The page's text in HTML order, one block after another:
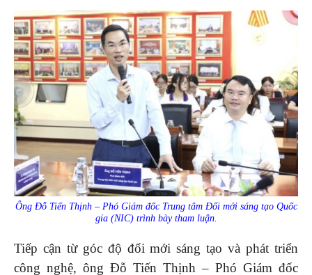
Ông Đỗ Tiến Thịnh – Phó Giám đốc Trung tâm Đổi mới sáng tạo Quốc
gia (NIC) trình bày tham luận.
Tiếp cận từ góc độ đổi mới sáng tạo và phát triển
công nghệ, ông Đỗ Tiến Thịnh – Phó Giám đốc